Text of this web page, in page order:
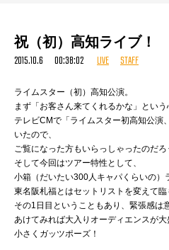
祝（初）高知ライブ！
2015.10.6 00:38:02 LIVE STAFF
ライムスター（初）高知公演。
まず「お客さん来てくれるかな」という
テレビCMで「ライムスター初高知公演
いたので、
ご覧になった方もいらっしゃったのだろ
そして今回はツアー特性として、
小箱（だいたい300人キャパくらいの）
東名阪札福とはセットリストを変えて臨
その1日目ということもあり、緊張感は
あけてみれば大入りオーディエンスが大
小さくガッツポーズ！